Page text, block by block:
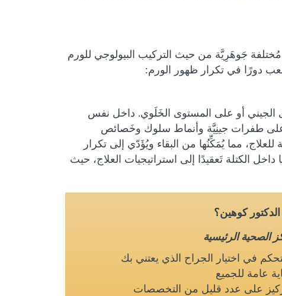
مُختلفة جَوهَرِيَّة من حيث التركيب البيولوجي للورم
دورًا في تكرار ظهور الورم:
الجيني أو على المستوى الخَلَوي. داخل نفس
على طفرات جينِيَّة وأنماط سلوك وخَصائص
مما يُمَكِّنُها من البقاء ويُؤَدّي إلى تكرار
الكتلة تَعقيدًا إلى استراتيجيات العلاج، حيث
كوهين؟
الصحية الرئيسية
في اختيار الجراح الذي يعتني بك
عامة للجميع
على عدد قليل من التخصصات